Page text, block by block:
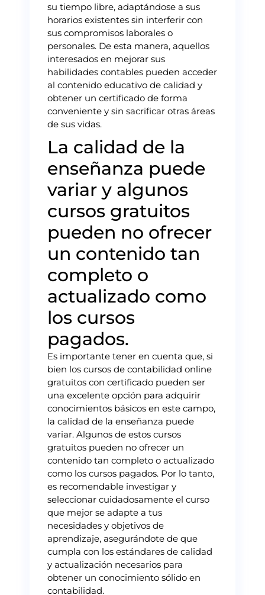
su tiempo libre, adaptándose a sus
horarios existentes sin interferir con
sus compromisos laborales o
personales. De esta manera, aquellos
interesados en mejorar sus
habilidades contables pueden acceder
al contenido educativo de calidad y
obtener un certificado de forma
conveniente y sin sacrificar otras áreas
de sus vidas.
La calidad de la
enseñanza puede
variar y algunos
cursos gratuitos
pueden no ofrecer
un contenido tan
completo o
actualizado como
los cursos
pagados.
Es importante tener en cuenta que, si
bien los cursos de contabilidad online
gratuitos con certificado pueden ser
una excelente opción para adquirir
conocimientos básicos en este campo,
la calidad de la enseñanza puede
variar. Algunos de estos cursos
gratuitos pueden no ofrecer un
contenido tan completo o actualizado
como los cursos pagados. Por lo tanto,
es recomendable investigar y
seleccionar cuidadosamente el curso
que mejor se adapte a tus
necesidades y objetivos de
aprendizaje, asegurándote de que
cumpla con los estándares de calidad
y actualización necesarios para
obtener un conocimiento sólido en
contabilidad.